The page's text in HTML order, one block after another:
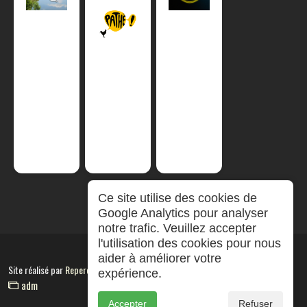
Site réalisé parRepereCom
adm
Ce site utilise des cookies de
Google Analytics pour analyser
notre trafic. Veuillez accepter
l'utilisation des cookies pour nous
aider à améliorer votre
expérience.
Accepter Refuser